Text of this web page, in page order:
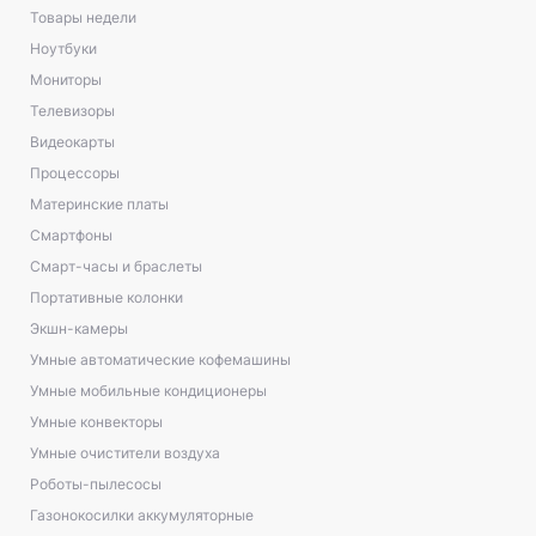
Товары недели
Ноутбуки
Мониторы
Телевизоры
Видеокарты
Процессоры
Материнские платы
Смартфоны
Смарт-часы и браслеты
Портативные колонки
Экшн-камеры
Умные автоматические кофемашины
Умные мобильные кондиционеры
Умные конвекторы
Умные очистители воздуха
Роботы-пылесосы
Газонокосилки аккумуляторные